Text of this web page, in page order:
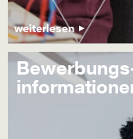
weiterlesen